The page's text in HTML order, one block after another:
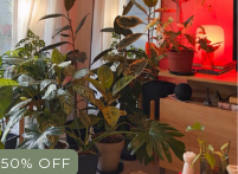
50% OFF